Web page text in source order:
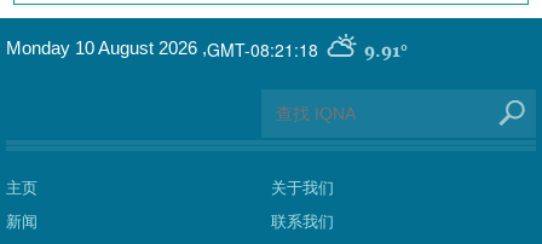
GMT-08:21:18 9.91°
Monday 10 August 2026 ,
主页
新闻
关于我们
联系我们